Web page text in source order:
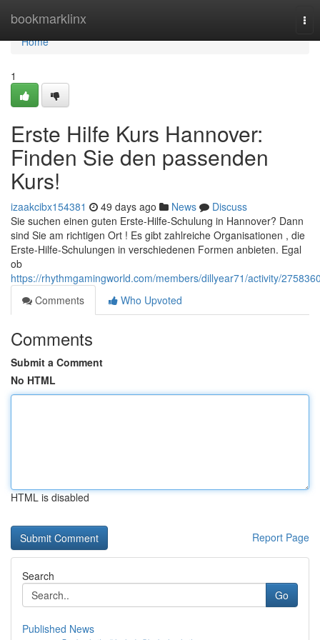
bookmarklinx
Home
Home
1
Erste Hilfe Kurs Hannover:
Finden Sie den passenden
Kurs!
izaakcibx154381 49 days ago News
Discuss
Sie suchen einen guten Erste-Hilfe-Schulung in Hannover? Dann
sind Sie am richtigen Ort ! Es gibt zahlreiche Organisationen , die
Erste-Hilfe-Schulungen in verschiedenen Formen anbieten. Egal
ob
https://rhythmgamingworld.com/members/dillyear71/activity/
Comments
Who Upvoted
Comments
Submit a Comment
No HTML
HTML is disabled
Report Page
Search
Go
Published News